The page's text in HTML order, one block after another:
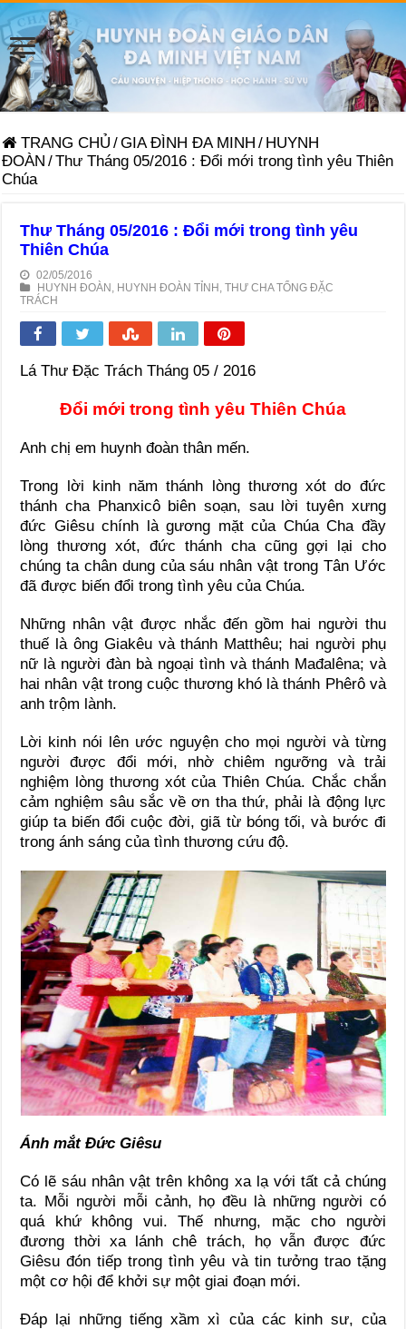
TRANG CHỦ /GIA ĐÌNH ĐA MINH / HUYNH
ĐOÀN /Thư Tháng 05/2016 : Đổi mới trong tình yêu Thiên
Chúa
Thư Tháng 05/2016 : Đổi mới trong tình yêu
Thiên Chúa
02/05/2016
HUYNH ĐOÀN HUYNH ĐOÀN TỈNH ,THƯ CHA TỔNG ĐẶC
TRÁCH
Lá Thư Đặc Trách Tháng 05 / 2016
Đổi mới trong tình yêu Thiên Chúa
Anh chị em huynh đoàn thân mến.
Trong lời kinh năm thánh lòng thương xót do đức
thánh cha Phanxicô biên soạn, sau lời tuyên xưng
đức Giêsu chính là gương mặt của Chúa Cha đầy
lòng thương xót, đức thánh cha cũng gợi lại cho
chúng ta chân dung của sáu nhân vật trong Tân Ước
đã được biến đổi trong tình yêu của Chúa.
Những nhân vật được nhắc đến gồm hai người thu
thuế là ông Giakêu và thánh Matthêu; hai người phụ
nữ là người đàn bà ngoại tình và thánh Mađalêna; và
hai nhân vật trong cuộc thương khó là thánh Phêrô và
anh trộm lành.
Lời kinh nói lên ước nguyện cho mọi người và từng
người được đổi mới, nhờ chiêm ngưỡng và trải
nghiệm lòng thương xót của Thiên Chúa. Chắc chắn
cảm nghiệm sâu sắc về ơn tha thứ, phải là động lực
giúp ta biến đổi cuộc đời, giã từ bóng tối, và bước đi
trong ánh sáng của tình thương cứu độ.
Ánh mắtĐức Giêsu
Có lẽ sáu nhân vật trên không xa lạ với tất cả chúng
ta. Mỗi người mỗi cảnh, họ đều là những người có
quá khứ không vui. Thế nhưng, mặc cho người
đương thời xa lánh chê trách, họ vẫn được đức
Giêsu đón tiếp trong tình yêu và tin tưởng trao tặng
một cơ hội để khởi sự một giai đoạn mới.
Đáp lại những tiếng xầm xì của các kinh sư, của